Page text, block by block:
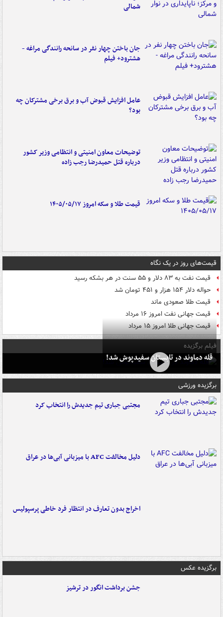
شمالی
جان باختن چهار نفر در سانحه رانندگی مراغه -
هشترود+ فیلم
عامل افزایش قبوض آب و برق برخی مشترکان چه
بود؟
توضیحات معاون امنیتی و انتظامی وزیر کشور
درباره قتل حمیدرضا رجب زاده
قیمت طلا و سکه امروز ۱۴۰۵/۰۵/۱۷
قیمت‌های روز در یک نگاه
قیمت نفت به ۸۳ دلار و ۵۵ سنت در هر بشکه رسید
حواله دلار ۱۵۴ هزار و ۴۵۱ تومان شد
قیمت طلا صعودی ماند
قیمت جهانی نفت امروز ۱۶ مرداد
قیمت جهانی طلا امروز ۱۵ مرداد
فیلم برگزیده
قله دماوند در تابستان سفیدپوش شد!
برگزیده ورزشی
مجتبی جباری تیم جدیدش را انتخاب کرد
دلیل مخالفت AFC با میزبانی آبی‌ها در عراق
اخراج بدون تعارف در انتظار فرد خاطی پرسپولیس
برگزیده عکس
جشن برداشت انگور در ترشیز